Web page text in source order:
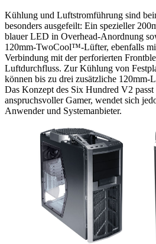
Kühlung und Luftstromführung sind
besonders ausgefeilt: Ein spezieller
blauer LED in Overhead-Anordnung
120mm-TwoCool™-Lüfter, ebenfalls
Verbindung mit der perforierten
Luftdurchfluss. Zur Kühlung von
können bis zu drei zusätzliche 120mm-
Das Konzept des Six Hundred V2
anspruchsvoller Gamer, wendet sich
Anwender und Systemanbieter.